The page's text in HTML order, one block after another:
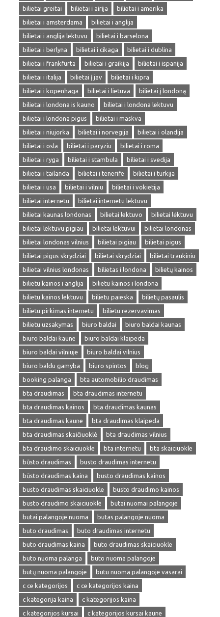
bilietai greitai
bilietai i airija
bilietai i amerika
bilietai i amsterdama
bilietai i anglija
bilietai i anglija lektuvu
bilietai i barselona
bilietai i berlyna
bilietai i cikaga
bilietai i dublina
bilietai i frankfurta
bilietai i graikija
bilietai i ispanija
bilietai i italija
bilietai į jav
bilietai i kipra
bilietai i kopenhaga
bilietai i lietuva
bilietai į londoną
bilietai i londona is kauno
bilietai i londona lektuvu
bilietai i londona pigus
bilietai i maskva
bilietai i niujorka
bilietai i norvegija
bilietai i olandija
bilietai i osla
bilietai i paryziu
bilietai i roma
bilietai i ryga
bilietai i stambula
bilietai i svedija
bilietai i tailanda
bilietai i tenerife
bilietai i turkija
bilietai i usa
bilietai i vilniu
bilietai i vokietija
bilietai internetu
bilietai internetu lektuvu
bilietai kaunas londonas
bilietai lektuvo
bilietai lėktuvu
bilietai lektuvu pigiau
bilietai lektuvui
bilietai londonas
bilietai londonas vilnius
bilietai pigiau
bilietai pigus
bilietai pigus skrydziai
bilietai skrydziai
bilietai traukiniu
bilietai vilnius londonas
bilietas i londona
bilietų kainos
bilietu kainos i anglija
bilietu kainos i londona
bilietu kainos lektuvu
bilietu paieska
bilietų pasaulis
bilietu pirkimas internetu
bilietu rezervavimas
bilietu uzsakymas
biuro baldai
biuro baldai kaunas
biuro baldai kaune
biuro baldai klaipeda
biuro baldai vilniuje
biuro baldai vilnius
biuro baldu gamyba
biuro spintos
blog
booking palanga
bta automobilio draudimas
bta draudimas
bta draudimas internetu
bta draudimas kainos
bta draudimas kaunas
bta draudimas kaune
bta draudimas klaipeda
bta draudimas skaičiuoklė
bta draudimas vilnius
bta draudimo skaiciuokle
bta internetu
bta skaiciuokle
būsto draudimas
busto draudimas internetu
būsto draudimas kaina
busto draudimas kainos
busto draudimas skaiciuokle
busto draudimo kainos
busto draudimo skaiciuokle
butai nuomai palangoje
butai palangoje nuoma
butas palangoje nuoma
buto draudimas
buto draudimas internetu
buto draudimas kaina
buto draudimas skaiciuokle
buto nuoma palanga
buto nuoma palangoje
butų nuoma palangoje
butu nuoma palangoje vasarai
c ce kategorijos
c ce kategorijos kaina
c kategorija kaina
c kategorijos kaina
c kategorijos kursai
c kategorijos kursai kaune